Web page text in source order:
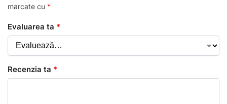
marcate cu *
Evaluarea ta *
Recenzia ta *